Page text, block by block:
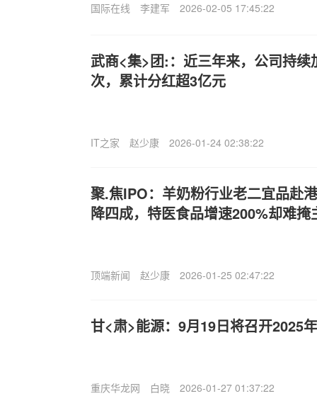
国际在线 李建军 2026-02-05 17:45:22
武商<集>团:：近三年来，公司持
次，累计分红超3亿元
IT之家 赵少康 2026-01-24 02:38:22
聚.焦IPO：羊奶粉行业老二宜品赴
降四成，特医食品增速200%却难掩
顶端新闻 赵少康 2026-01-25 02:47:22
甘<肃>能源：9月19日将召开2025
重庆华龙网 白晓 2026-01-27 01:37:22